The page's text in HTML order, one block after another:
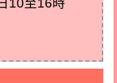
10至16時